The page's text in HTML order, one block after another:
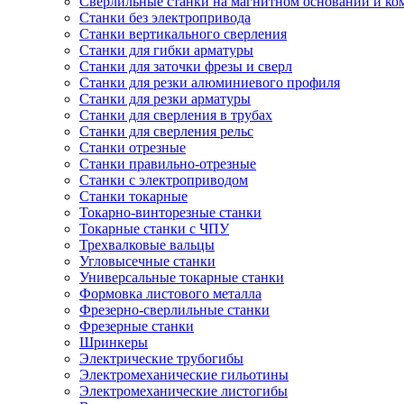
Станки без электропривода
Станки вертикального сверления
Станки для гибки арматуры
Станки для заточки фрезы и сверл
Станки для резки алюминиевого профиля
Станки для резки арматуры
Станки для сверления в трубах
Станки для сверления рельс
Станки отрезные
Станки правильно-отрезные
Станки с электроприводом
Станки токарные
Токарно-винторезные станки
Токарные станки с ЧПУ
Трехвалковые вальцы
Угловысечные станки
Универсальные токарные станки
Формовка листового металла
Фрезерно-сверлильные станки
Фрезерные станки
Шринкеры
Электрические трубогибы
Электромеханические гильотины
Электромеханические листогибы